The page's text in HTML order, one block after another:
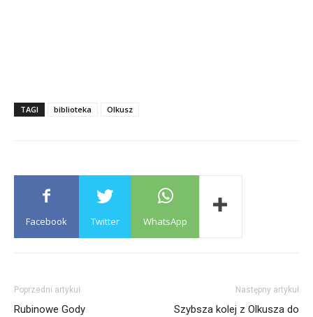
TAGI biblioteka Olkusz
Facebook Twitter WhatsApp
Poprzedni artykuł
Rubinowe Gody
Następny artykuł
Szybsza kolej z Olkusza do